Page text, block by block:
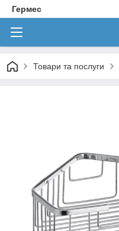
Гермес
Товари та послуги